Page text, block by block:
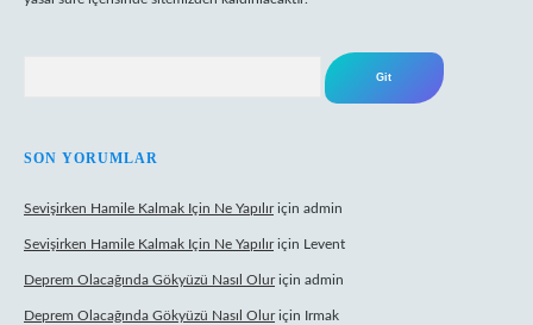
SON YORUMLAR
Sevişirken Hamile Kalmak Için Ne Yapılıriçin admin
Sevişirken Hamile Kalmak Için Ne Yapılıriçin Levent
Deprem Olacağında Gökyüzü Nasıl Oluriçin admin
Deprem Olacağında Gökyüzü Nasıl Oluriçin Irmak